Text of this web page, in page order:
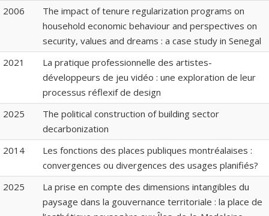
2006
The impact of tenure regularization programs on
household economic behaviour and perspectives on
security, values and dreams : a case study in Senegal
2021
La pratique professionnelle des artistes-
développeurs de jeu vidéo : une exploration de leur
processus réflexif de design
2025
The political construction of building sector
decarbonization
2014
Les fonctions des places publiques montréalaises :
convergences ou divergences des usages planifiés?
2025
La prise en compte des dimensions intangibles du
paysage dans la gouvernance territoriale : la place de